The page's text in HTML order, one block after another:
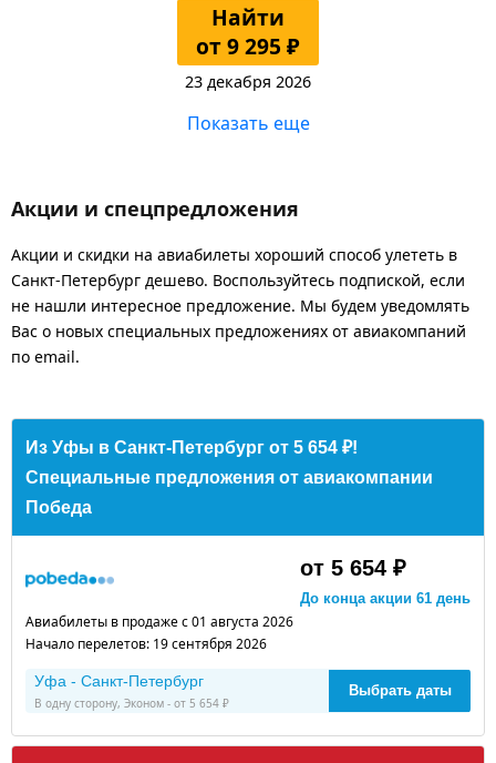
Найти
от 9 295 ₽
23 декабря 2026
Показать еще
Акции и спецпредложения
Акции и скидки на авиабилеты хороший способ улететь в
Санкт-Петербург дешево. Воспользуйтесь подпиской, если
не нашли интересное предложение. Мы будем уведомлять
Вас о новых специальных предложениях от авиакомпаний
по email.
Из Уфы в Санкт-Петербург от 5 654 ₽!
Специальные предложения от авиакомпании
Победа
от 5 654 ₽
До конца акции 61 день
Авиабилеты в продаже с 01 августа 2026
Начало перелетов: 19 сентября 2026
Уфа - Санкт-Петербург
В одну сторону, Эконом - от 5 654 ₽
Выбрать даты